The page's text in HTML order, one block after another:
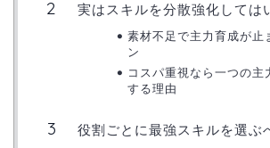
実はスキルを分散強化しては
素材不足で主力育成が止
ン
コスパ重視なら一つの主
する理由
役割ごとに最強スキルを選ぶ